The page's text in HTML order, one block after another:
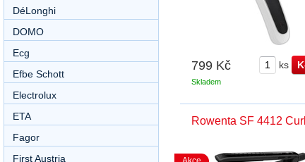
799 Kč ks
Skladem
Rowenta SF 4412 Curl
DéLonghi
DOMO
Ecg
Efbe Schott
Electrolux
ETA
Fagor
First Austria